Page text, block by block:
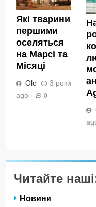
Які тварини
першими
оселяться
на Марсі та
Місяці
Ole
3 роки
ago
0
Читайте
Новини